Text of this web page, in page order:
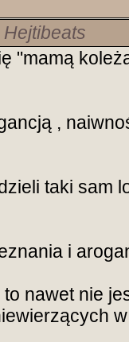
Hejtibeats
"mamą
,
taki sam
i
nawet nie